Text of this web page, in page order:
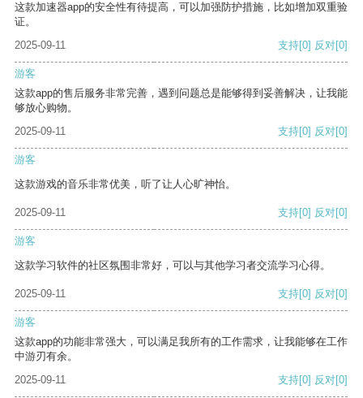
这款加速器app的安全性有待提高，可以加强防护措施，比如增加双重验
证。
2025-09-11
支持[0] 反对[0]
游客
这款app的售后服务非常完善，遇到问题总是能够得到妥善解决，让我能
够放心购物。
2025-09-11
支持[0] 反对[0]
游客
这款游戏的音乐非常优美，听了让人心旷神怡。
2025-09-11 支持[0] 反对[0]
游客
这款学习软件的社区氛围非常好，可以与其他学习者交流学习心得。
2025-09-11 支持[0] 反对[0]
游客
这款app的功能非常强大，可以满足我所有的工作需求，让我能够在工作
中游刃有余。
2025-09-11
支持[0] 反对[0]